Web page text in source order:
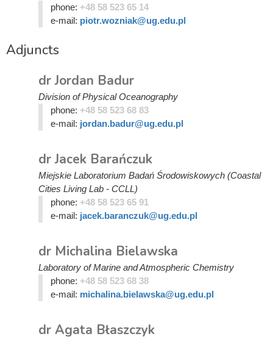
phone: +48 58 523 65 14
e-mail: piotr.wozniak@ug.edu.pl
Adjuncts
dr Jordan Badur
Division of Physical Oceanography
phone: +48 58 523 68 83
e-mail: jordan.badur@ug.edu.pl
dr Jacek Barańczuk
Miejskie Laboratorium Badań Środowiskowych (Coastal
Cities Living Lab - CCLL)
phone: +48 58 523 65 91
e-mail: jacek.baranczuk@ug.edu.pl
dr Michalina Bielawska
Laboratory of Marine and Atmospheric Chemistry
phone: +48 58 523 68 38
e-mail: michalina.bielawska@ug.edu.pl
dr Agata Błaszczyk